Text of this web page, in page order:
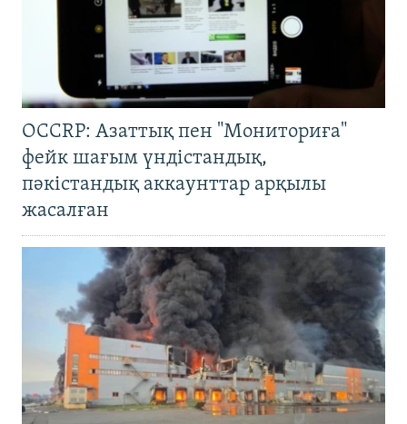
OCCRP: Азаттық пен "Мониториға"
фейк шағым үндістандық,
пәкістандық аккаунттар арқылы
жасалған